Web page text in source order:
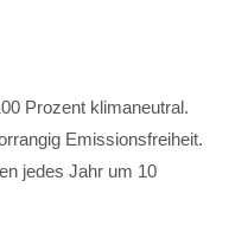
Prozent klimaneutral.
Emissionsfreiheit.
jedes Jahr um 10